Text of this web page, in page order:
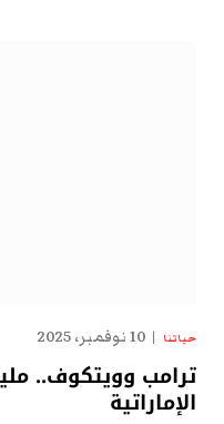
حياتنا 10 نوفمبر، 2025
ترامب وويتكوف..
الإماراتية